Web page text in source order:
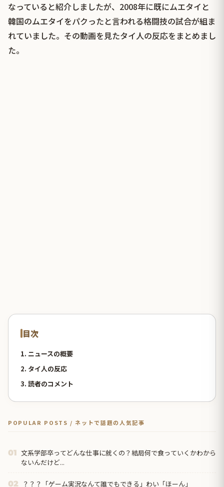
なっていると紹介しましたが、2008年に既にムエタイと
韓国のムエタイをパクったと言われる格闘技の試合が組ま
れていました。その動画を見たタイ人の反応をまとめまし
た。
目次
1. ニュースの概要
2. タイ人の反応
3. 読者のコメント
POPULAR POSTS / ネットで話題の人気記事
01 文系学部卒ってどんな仕事に就くの？結局何で食っていくかわから
ないんだけど...
02 ？？？「ゲーム実況なんて誰でもできる」わい「ほーん」